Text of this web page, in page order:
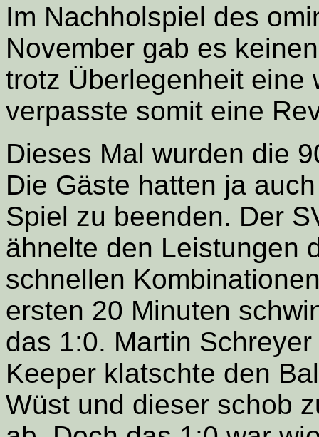
Im Nachholspiel des
November gab es
trotz Überlegenheit eine
verpasste somit eine
Dieses Mal wurden die
Die Gäste hatten ja
Spiel zu beenden. Der
ähnelte den Leistungen
schnellen
ersten 20 Minuten
das 1:0. Martin
Keeper klatschte den
Wüst und dieser schob